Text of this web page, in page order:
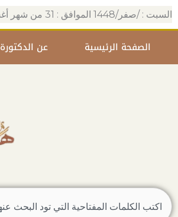
تخطي
المحتوى
السبت : /صفر/1448 الموافق : 31 من شهر أغسطس لعام 2026
الصفحة الرئيسية عن الدكتورة
Search